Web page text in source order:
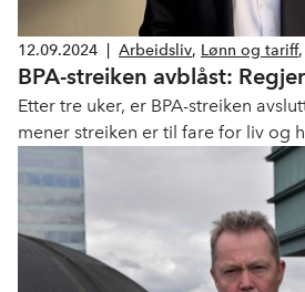
12.09.2024 Arbeidsliv, Lønn og tariff,
BPA-streiken avblåst:
Etter tre uker, er BPA-streiken
mener streiken er til fare for liv og